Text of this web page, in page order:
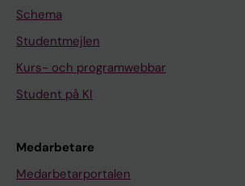
Schema
Studentmejlen
Kurs- och programwebbar
Student på KI
Medarbetare
Medarbetarportalen